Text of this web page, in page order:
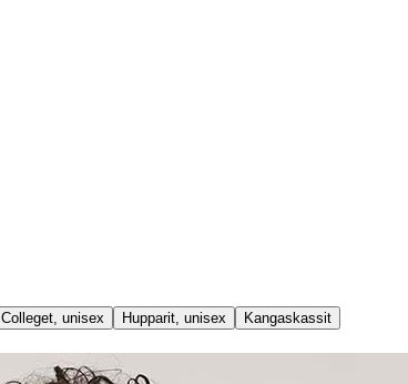
Colleget, unisex Hupparit, unisex
Kangaskassit